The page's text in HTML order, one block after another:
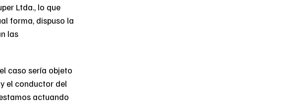
Ltda., lo que
forma, dispuso la
las
caso sería objeto
el conductor del
actuando